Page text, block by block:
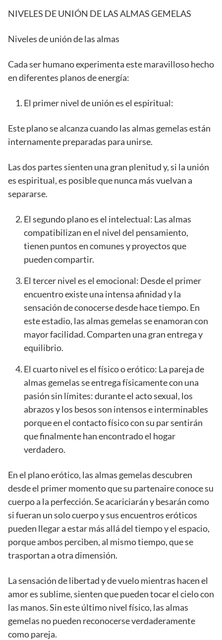
NIVELES DE UNIÓN DE LAS ALMAS GEMELAS
Niveles de unión de las almas
Cada ser humano experimenta este maravilloso hecho
en diferentes planos de energía:
El primer nivel de unión es el espiritual:
Este plano se alcanza cuando las almas gemelas están
internamente preparadas para unirse.
Las dos partes sienten una gran plenitud y, si la unión
es espiritual, es posible que nunca más vuelvan a
separarse.
El segundo plano es el intelectual: Las almas
compatibilizan en el nivel del pensamiento,
tienen puntos en comunes y proyectos que
pueden compartir.
El tercer nivel es el emocional: Desde el primer
encuentro existe una intensa afinidad y la
sensación de conocerse desde hace tiempo. En
este estadio, las almas gemelas se enamoran con
mayor facilidad. Comparten una gran entrega y
equilibrio.
El cuarto nivel es el físico o erótico: La pareja de
almas gemelas se entrega físicamente con una
pasión sin límites: durante el acto sexual, los
abrazos y los besos son intensos e interminables
porque en el contacto físico con su par sentirán
que finalmente han encontrado el hogar
verdadero.
En el plano erótico, las almas gemelas descubren
desde el primer momento que su partenaire conoce su
cuerpo a la perfección. Se acariciarán y besarán como
si fueran un solo cuerpo y sus encuentros eróticos
pueden llegar a estar más allá del tiempo y el espacio,
porque ambos perciben, al mismo tiempo, que se
trasportan a otra dimensión.
La sensación de libertad y de vuelo mientras hacen el
amor es sublime, sienten que pueden tocar el cielo con
las manos. Sin este último nivel físico, las almas
gemelas no pueden reconocerse verdaderamente
como pareja.